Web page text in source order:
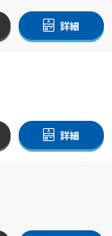
詳細
詳細